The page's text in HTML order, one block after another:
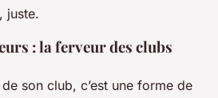
juste.
: la ferveur des clubs
son club, c’est une forme de